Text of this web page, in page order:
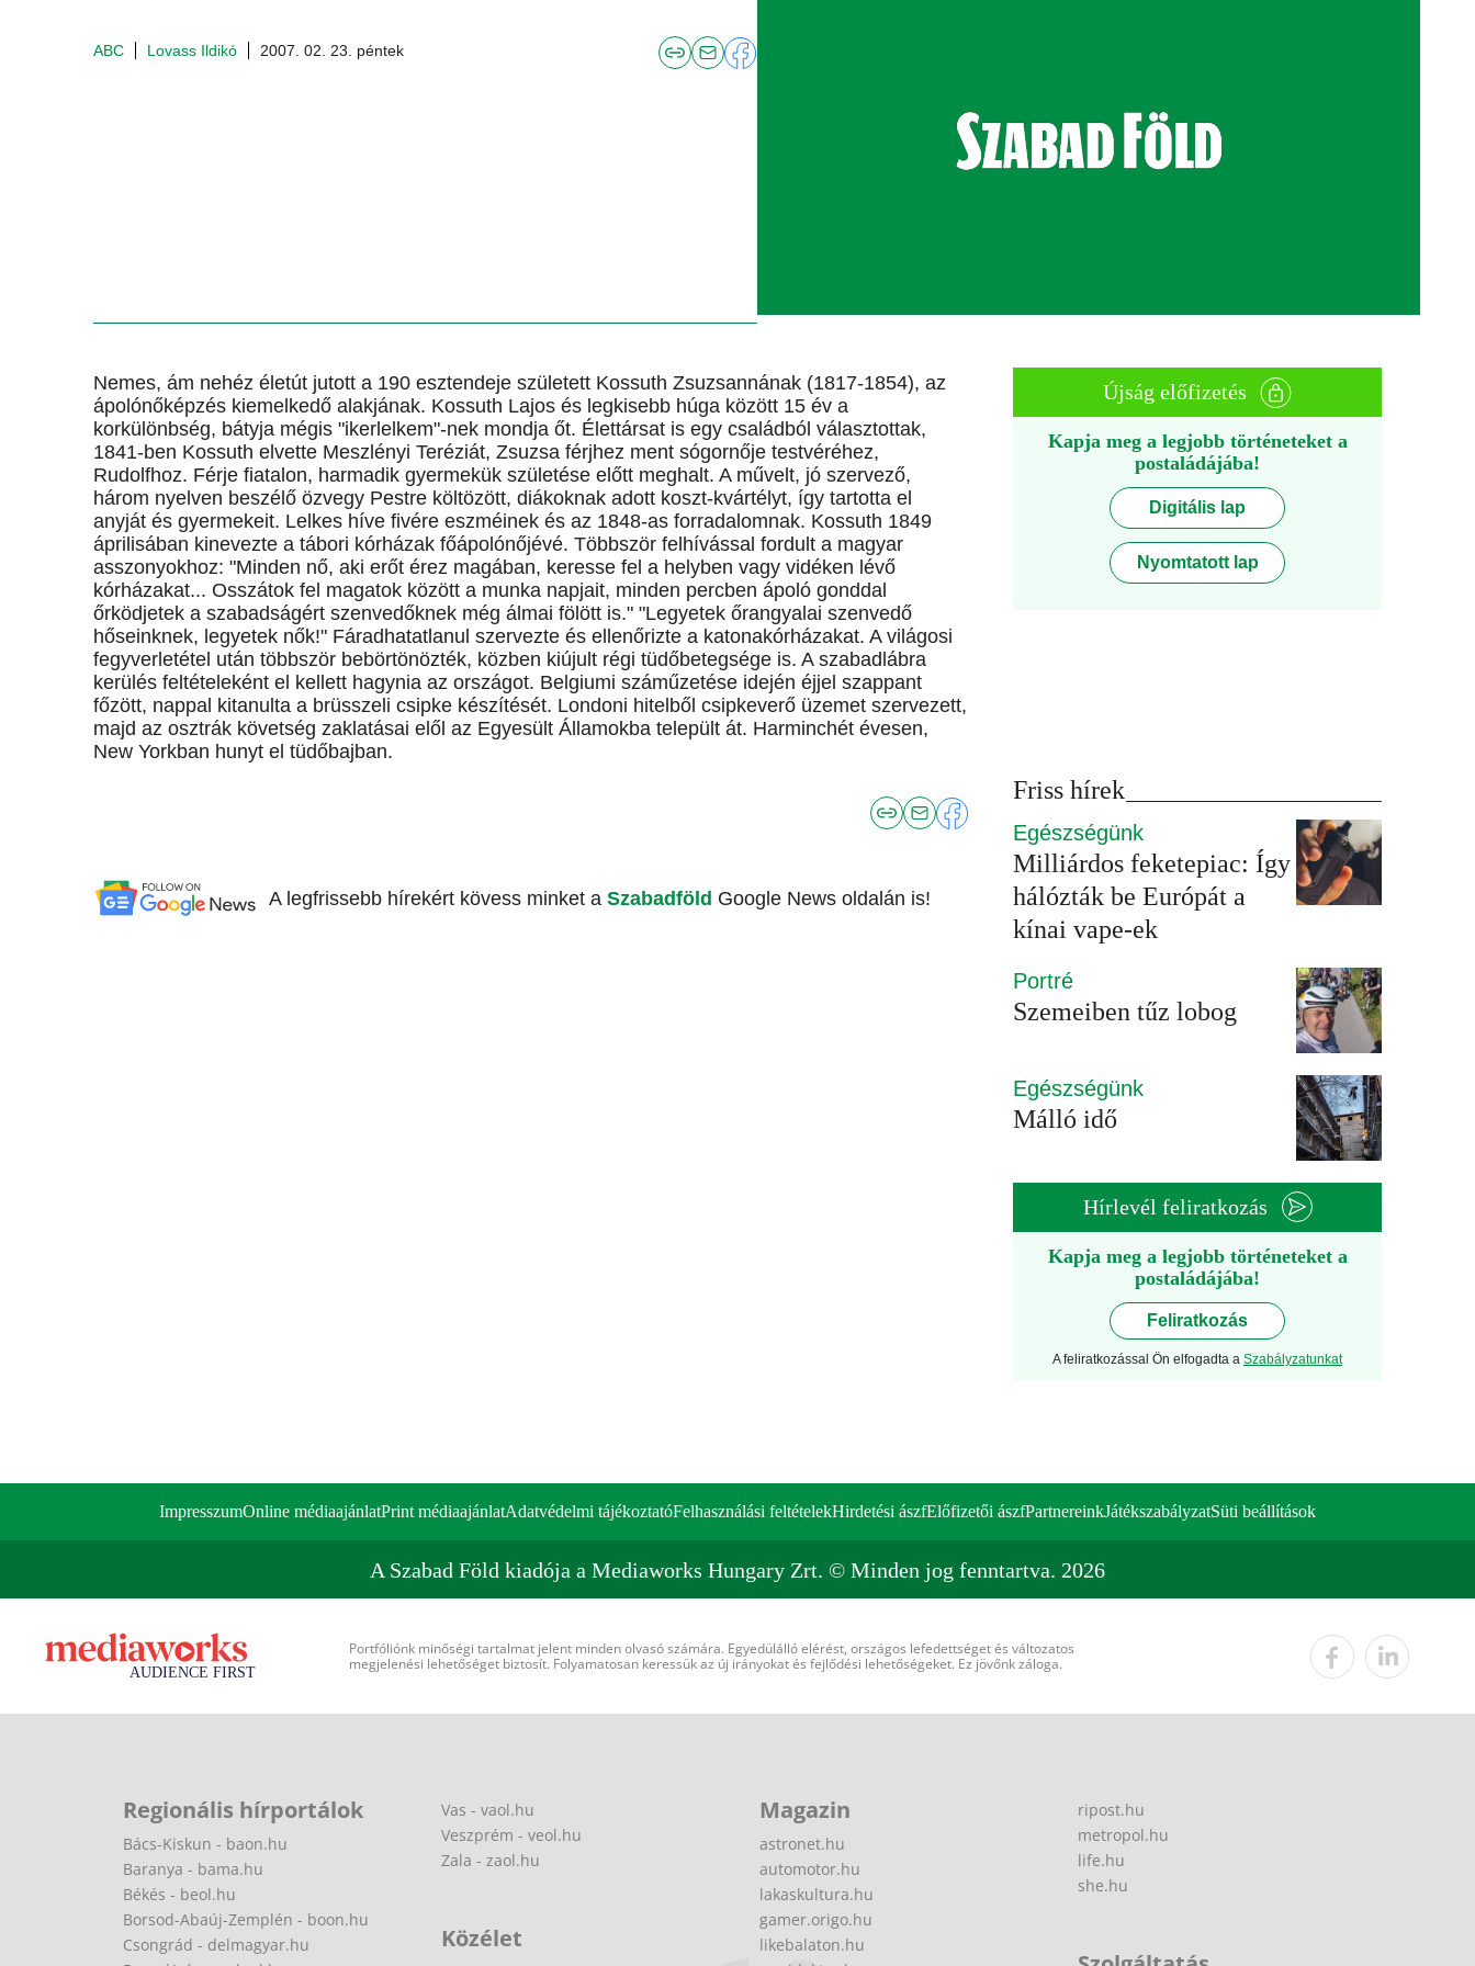
ABC Lovass Ildikó 2007. 02. 23. péntek
Nemes, ám nehéz életút jutott a 190 esztendeje született Kossuth Zsuzsannának (1817-1854), az
ápolónőképzés kiemelkedő alakjának. Kossuth Lajos és legkisebb húga között 15 év a
korkülönbség, bátyja mégis "ikerlelkem"-nek mondja őt. Élettársat is egy családból választottak,
1841-ben Kossuth elvette Meszlényi Teréziát, Zsuzsa férjhez ment sógornője testvéréhez,
Rudolfhoz. Férje fiatalon, harmadik gyermekük születése előtt meghalt. A művelt, jó szervező,
három nyelven beszélő özvegy Pestre költözött, diákoknak adott koszt-kvártélyt, így tartotta el
anyját és gyermekeit. Lelkes híve fivére eszméinek és az 1848-as forradalomnak. Kossuth 1849
áprilisában kinevezte a tábori kórházak főápolónőjévé. Többször felhívással fordult a magyar
asszonyokhoz: "Minden nő, aki erőt érez magában, keresse fel a helyben vagy vidéken lévő
kórházakat... Osszátok fel magatok között a munka napjait, minden percben ápoló gonddal
őrködjetek a szabadságért szenvedőknek még álmai fölött is." "Legyetek őrangyalai szenvedő
hőseinknek, legyetek nők!" Fáradhatatlanul szervezte és ellenőrizte a katonakórházakat. A világosi
fegyverletétel után többször bebörtönözték, közben kiújult régi tüdőbetegsége is. A szabadlábra
kerülés feltételeként el kellett hagynia az országot. Belgiumi száműzetése idején éjjel szappant
főzött, nappal kitanulta a brüsszeli csipke készítését. Londoni hitelből csipkeverő üzemet szervezett,
majd az osztrák követség zaklatásai elől az Egyesült Államokba települt át. Harminchét évesen,
New Yorkban hunyt el tüdőbajban.
A legfrissebb hírekért kövess minket a Szabadföld Google News oldalán is!
Újság előfizetés
Kapja meg a legjobb történeteket a
postaládájába!
Digitális lap
Nyomtatott lap
Friss hírek
Egészségünk
Milliárdos feketepiac: Így
hálózták be Európát a
kínai vape-ek
Portré
Szemeiben tűz lobog
Egészségünk
Málló idő
Hírlevél feliratkozás
Kapja meg a legjobb történeteket a
postaládájába!
Feliratkozás
A feliratkozással Ön elfogadta a Szabályzatunkat
ImpresszumOnline médiaajánlatPrint médiaajánlatAdatvédelmi tájékoztatóFelhasználási feltételekHirdetési ászfElőfizetői ászfPartnereinkJátékszabályzatSüti beállítások
A Szabad Föld kiadója a Mediaworks Hungary Zrt. © Minden jog fenntartva. 2026
Portfóliónk minőségi tartalmat jelent minden olvasó számára. Egyedülálló elérést, országos lefedettséget és változatos
megjelenési lehetőséget biztosít. Folyamatosan keressük az új irányokat és fejlődési lehetőségeket. Ez jövőnk záloga.
Regionális hírportálok
Bács-Kiskun - baon.hu
Baranya - bama.hu
Békés - beol.hu
Borsod-Abaúj-Zemplén - boon.hu
Csongrád - delmagyar.hu
Vas - vaol.hu
Veszprém - veol.hu
Zala - zaol.hu
Közélet
Magazin
astronet.hu
automotor.hu
lakaskultura.hu
gamer.origo.hu
likebalaton.hu
ripost.hu
metropol.hu
life.hu
she.hu